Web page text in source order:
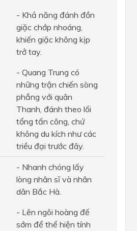
- Khả năng đánh đồn
giặc chớp nhoáng,
khiến giặc không kịp
trở tay.
- Quang Trung có
những trận chiến sòng
phẳng với quân
Thanh, đánh theo lối
tổng tấn công, chứ
không du kích như các
triều đại trước đây.
- Nhanh chóng lấy
lòng nhân sĩ và nhân
dân Bắc Hà.
- Lên ngôi hoàng đế
sớm để thể hiện tính